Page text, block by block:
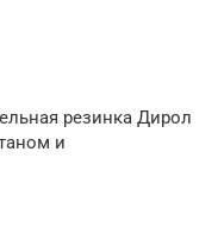
резинка Дирол
и